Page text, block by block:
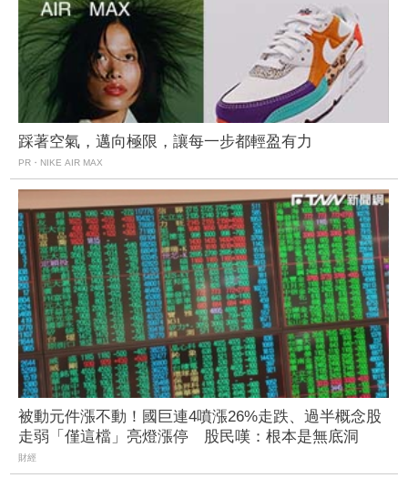
踩著空氣，邁向極限，讓每一步都輕盈有力
PR・NIKE AIR MAX
被動元件漲不動！國巨連4噴漲26%走跌、過半概念股
走弱「僅這檔」亮燈漲停 股民嘆：根本是無底洞
財經